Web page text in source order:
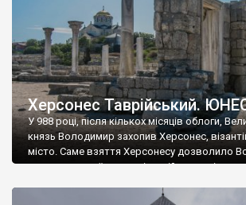
Херсонес Таврійський.
У 988 році, після кількох місяців облоги,
князь Володимир захопив Херсонес,
місто. Саме взяття Херсонесу дозволило
диктувати свої умови візантійському
Херсонесі Володимир-язичник, став